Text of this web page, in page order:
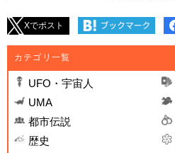
Xでポスト
カテゴリ一覧
UFO・宇宙人
UMA
都市伝説
歴史